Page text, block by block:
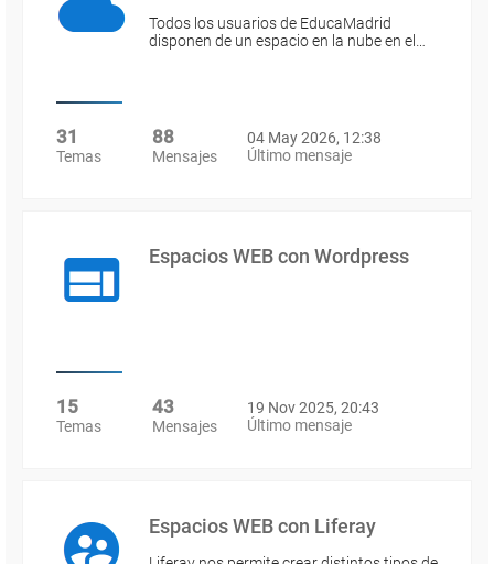
Todos los usuarios de EducaMadrid
disponen de un espacio en la nube en el…
31
Temas
88
Mensajes
04 May 2026, 12:38
Último mensaje
Espacios WEB con Wordpress
15
Temas
43
Mensajes
19 Nov 2025, 20:43
Último mensaje
Espacios WEB con Liferay